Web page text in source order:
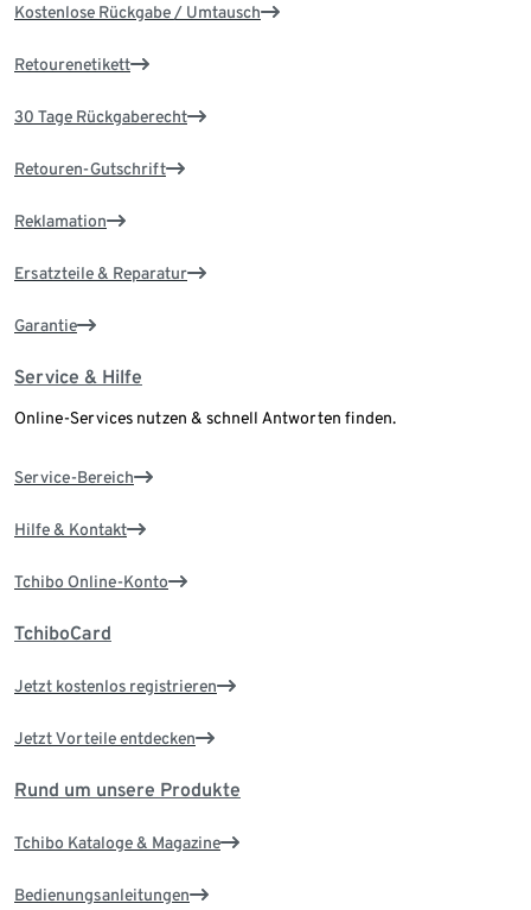
Kostenlose Rückgabe / Umtausch
Retourenetikett
30 Tage Rückgaberecht
Retouren-Gutschrift
Reklamation
Ersatzteile & Reparatur
Garantie
Service & Hilfe
Online-Services nutzen & schnell Antworten finden.
Service-Bereich
Hilfe & Kontakt
Tchibo Online-Konto
TchiboCard
Jetzt kostenlos registrieren
Jetzt Vorteile entdecken
Rund um unsere Produkte
Tchibo Kataloge & Magazine
Bedienungsanleitungen